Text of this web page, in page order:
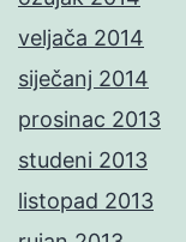
veljača 2014
siječanj 2014
prosinac 2013
studeni 2013
listopad 2013